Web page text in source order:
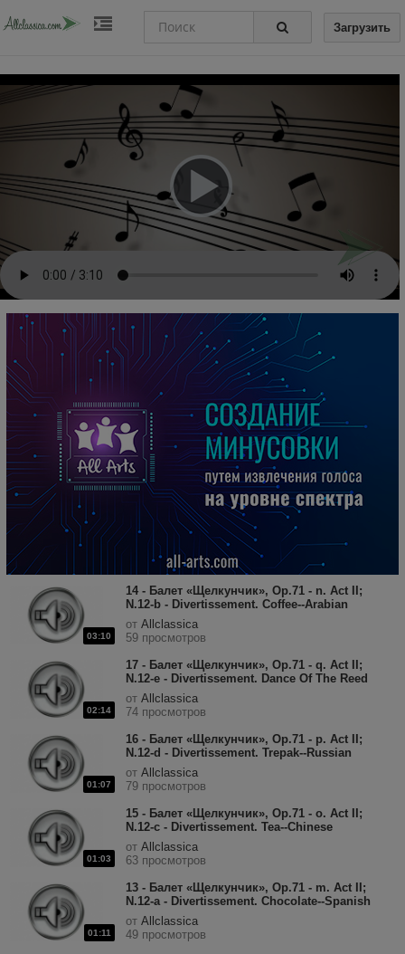
Загрузить
03:10
14 - Балет «Щелкунчик», Op.71 - n. Act II;
N.12-b - Divertissement. Coffee--Arabian
Dance.mp3
от Allclassica
59 просмотров
02:14
17 - Балет «Щелкунчик», Op.71 - q. Act II;
N.12-e - Divertissement. Dance Of The Reed
Pipes.mp3
от Allclassica
74 просмотров
01:07
16 - Балет «Щелкунчик», Op.71 - p. Act II;
N.12-d - Divertissement. Trepak--Russian
Dance.mp3
от Allclassica
79 просмотров
01:03
15 - Балет «Щелкунчик», Op.71 - o. Act II;
N.12-c - Divertissement. Tea--Chinese
Dance.mp3
от Allclassica
63 просмотров
01:11
13 - Балет «Щелкунчик», Op.71 - m. Act II;
N.12-a - Divertissement. Chocolate--Spanish
Dance.mp3
от Allclassica
49 просмотров